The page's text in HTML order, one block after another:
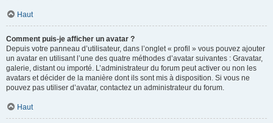
Haut
Comment puis-je afficher un avatar ?
Depuis votre panneau d’utilisateur, dans l’onglet « profil » vous pouvez ajouter
un avatar en utilisant l’une des quatre méthodes d’avatar suivantes : Gravatar,
galerie, distant ou importé. L’administrateur du forum peut activer ou non les
avatars et décider de la manière dont ils sont mis à disposition. Si vous ne
pouvez pas utiliser d’avatar, contactez un administrateur du forum.
Haut